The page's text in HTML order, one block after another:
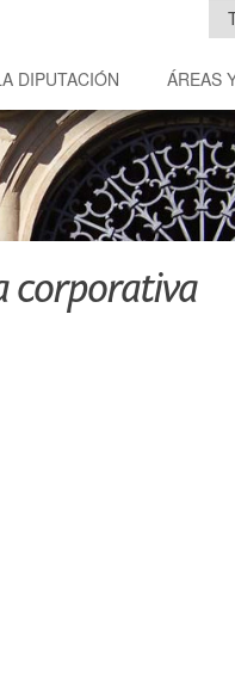
DIPUTACIÓN ÁREAS
corporativa